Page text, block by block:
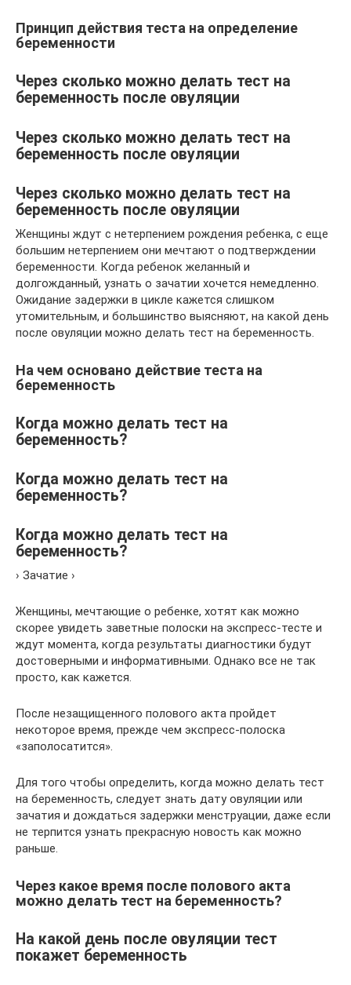
Принцип действия теста на определение
беременности
Через сколько можно делать тест на
беременность после овуляции
Через сколько можно делать тест на
беременность после овуляции
Через сколько можно делать тест на
беременность после овуляции
Женщины ждут с нетерпением рождения ребенка, с еще
большим нетерпением они мечтают о подтверждении
беременности. Когда ребенок желанный и
долгожданный, узнать о зачатии хочется немедленно.
Ожидание задержки в цикле кажется слишком
утомительным, и большинство выясняют, на какой день
после овуляции можно делать тест на беременность.
На чем основано действие теста на
беременность
Когда можно делать тест на
беременность?
Когда можно делать тест на
беременность?
Когда можно делать тест на
беременность?
› Зачатие ›
Женщины, мечтающие о ребенке, хотят как можно
скорее увидеть заветные полоски на экспресс-тесте и
ждут момента, когда результаты диагностики будут
достоверными и информативными. Однако все не так
просто, как кажется.
После незащищенного полового акта пройдет
некоторое время, прежде чем экспресс-полоска
«заполосатится».
Для того чтобы определить, когда можно делать тест
на беременность, следует знать дату овуляции или
зачатия и дождаться задержки менструации, даже если
не терпится узнать прекрасную новость как можно
раньше.
Через какое время после полового акта
можно делать тест на беременность?
На какой день после овуляции тест
покажет беременность